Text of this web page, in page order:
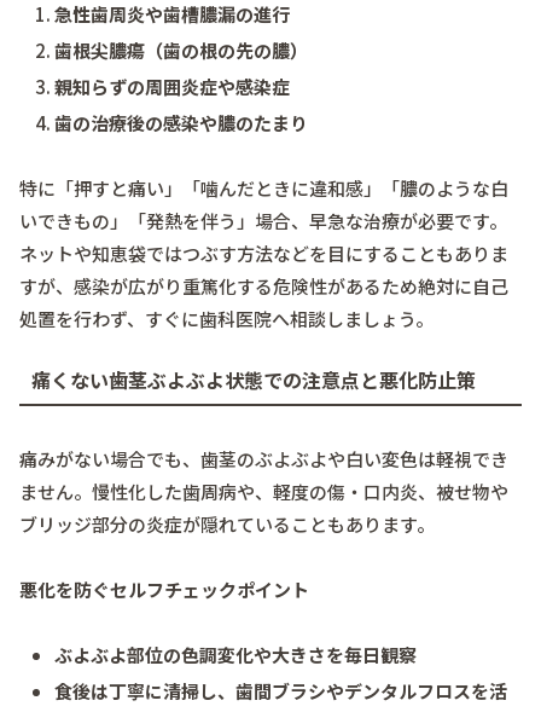
急性歯周炎や歯槽膿漏の進行
歯根尖膿瘍（歯の根の先の膿）
親知らずの周囲炎症や感染症
歯の治療後の感染や膿のたまり
特に「押すと痛い」「噛んだときに違和感」「膿のような白
いできもの」「発熱を伴う」場合、早急な治療が必要です。
ネットや知恵袋ではつぶす方法などを目にすることもありま
すが、感染が広がり重篤化する危険性があるため絶対に自己
処置を行わず、すぐに歯科医院へ相談しましょう。
痛くない歯茎ぶよぶよ状態での注意点と悪化防止策
痛みがない場合でも、歯茎のぶよぶよや白い変色は軽視でき
ません。慢性化した歯周病や、軽度の傷・口内炎、被せ物や
ブリッジ部分の炎症が隠れていることもあります。
悪化を防ぐセルフチェックポイント
ぶよぶよ部位の色調変化や大きさを毎日観察
食後は丁寧に清掃し、歯間ブラシやデンタルフロスを活